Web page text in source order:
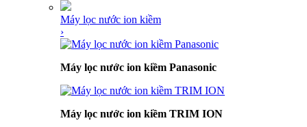
Máy lọc nước ion kiềm
›
Máy lọc nước ion kiềm Panasonic
Máy lọc nước ion kiềm TRIM ION